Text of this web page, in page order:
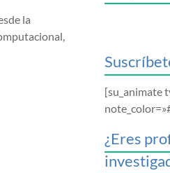
la
[su_animate
¿Eres